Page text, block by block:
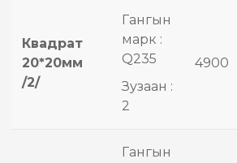
Квадрат
20*20мм
/2/
Гангын
марк :
Q235
Зузаан :
2
4900
Гангын